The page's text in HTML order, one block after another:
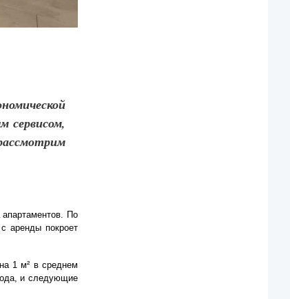
сервисом,
По
аренды покроет
1 м² в среднем
и следующие